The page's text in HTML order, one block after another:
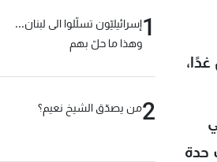
حدة
1إسرائيليّون تسلّلوا الى لبنان...
وهذا ما حلّ بهم
2من يصدّق الشيخ نعيم؟